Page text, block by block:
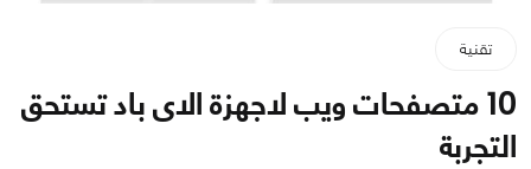
تقنية
10 متصفحات ويب لاجهزة الاى باد تستحق
التجربة